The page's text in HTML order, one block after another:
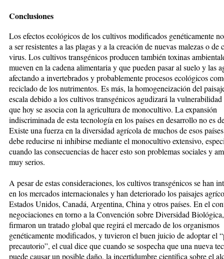
Conclusiones
Los efectos ecológicos de los cultivos mo­dificados genéticamente
a ser resistentes a las plagas y a la crea­ción de nuevas malezas o de
virus. Los cultivos transgéni­cos producen también toxinas
mueven en la cadena ali­­mentaria y que pueden pasar al suelo y las
afectando a invertebrados y probablemente procesos eco­ló­gicos
reciclado de los nutrimentos. Es más, la homogeneización del
escala debido a los cultivos transgénicos agudizará la
que hoy se asocia con la agricultura de monocultivo. La expansión
indiscriminada de esta tecnología en los países en desarrollo no es
Existe una fuerza en la diversidad agrícola de muchos de esos
debe reducirse ni inhi­­birse mediante el monocultivo ex­ten­sivo,
cuando las con­se­cuen­cias de hacer esto son problemas so­cia­les y
muy serios.
A pesar de estas consideraciones, los cultivos transgénicos se han
en los mercados internacio­­na­les y han deteriorado los paisajes
Estados Unidos, Canadá, Argentina, China y otros países. En el
negociaciones en torno a la Convención sobre Diversidad
firmaron un tra­ta­do glo­bal que regirá el mercado de los organismos
genéticamente mo­di­fi­cados, y tuvieron el buen juicio de adoptar el
precautorio”, el cual dice que cuando se sospe­cha que una nueva
puede causar un posible daño, la incertidum­bre cientí­fica sobre el